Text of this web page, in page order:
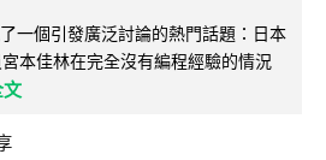
一個引發廣泛討論的熱門話題：日本
本佳林在完全沒有編程經驗的情況
文